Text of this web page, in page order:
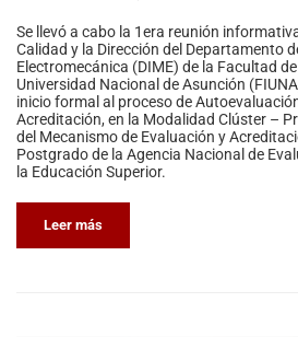
Se llevó a cabo la 1era reunión
Calidad y la Dirección del Departamento
Electromecánica (DIME) de la Facultad
Universidad Nacional de Asunción
inicio formal al proceso de
Acreditación, en la Modalidad Clúster –
del Mecanismo de Evaluación y
Postgrado de la Agencia Nacional de
la Educación Superior.
Leer más